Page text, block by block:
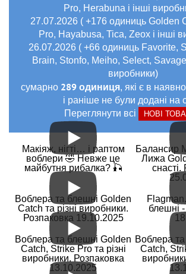
Pro, Herabuna і інші
27.07.2026 ( +176 одиниць Golden
Pro, Hayabusa, Tica, Zeox і інші
26.07.2026 ( +66 одиниць Favorite,
Brain, Stonfo, Meiho, Select, Savage
виробники)
сумарно 289 одиниця, які є в
і раніше не були додані на
Переглянути всі
НОВІ
Макіяж, нігті… і раптом
воблери 🤣 Невже це
майбутня рибалка? 🎣
Балансир
Лижа
снасті.
Воблера та блешні Golden
Catch та різні виробники.
Розпаковка 19.10.2025
блешні
Воблера та блешні Golden
Catch, Strike Pro та різні
виробники. Розпаковка
13.10.2025
Воблера
Catch,